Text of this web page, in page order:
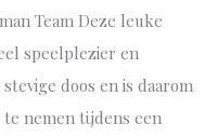
Team Deze leuke
speelplezier en
doos en is daarom
nemen tijdens een